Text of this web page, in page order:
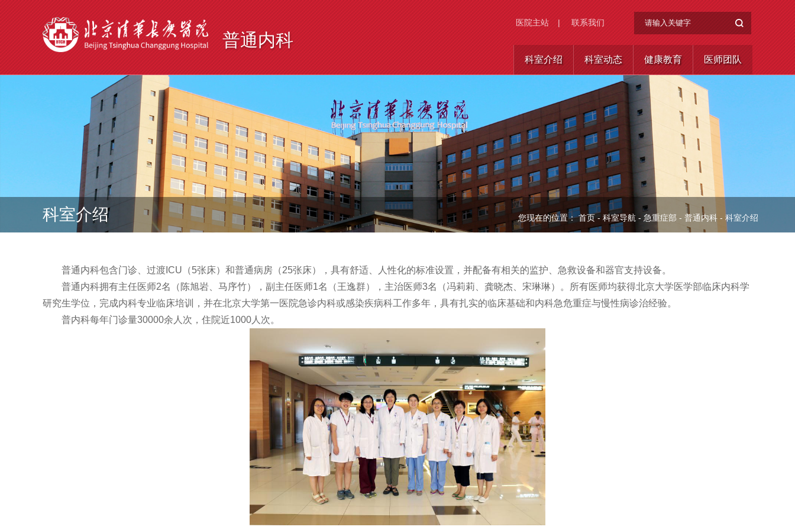
普通内科
医院主站 | 联系我们
科室介绍 科室动态 健康教育 医师团队
科室介绍 您现在的位置：首页- 科室导航 - 急重症部 - 普通内科 - 科室介绍
普通内科包含门诊、过渡ICU（5张床）和普通病房（25张床），具有舒适、人性化的标准设置，并配备有相关的监护、急救设备和器官支持设备。
普通内科拥有主任医师2名（陈旭岩、马序竹），副主任医师1名（王逸群），主治医师3名（冯莉莉、龚晓杰、宋琳琳）。所有医师均获得北京大学医学部临床内科学
研究生学位，完成内科专业临床培训，并在北京大学第一医院急诊内科或感染疾病科工作多年，具有扎实的临床基础和内科急危重症与慢性病诊治经验。
普内科每年门诊量30000余人次，住院近1000人次。